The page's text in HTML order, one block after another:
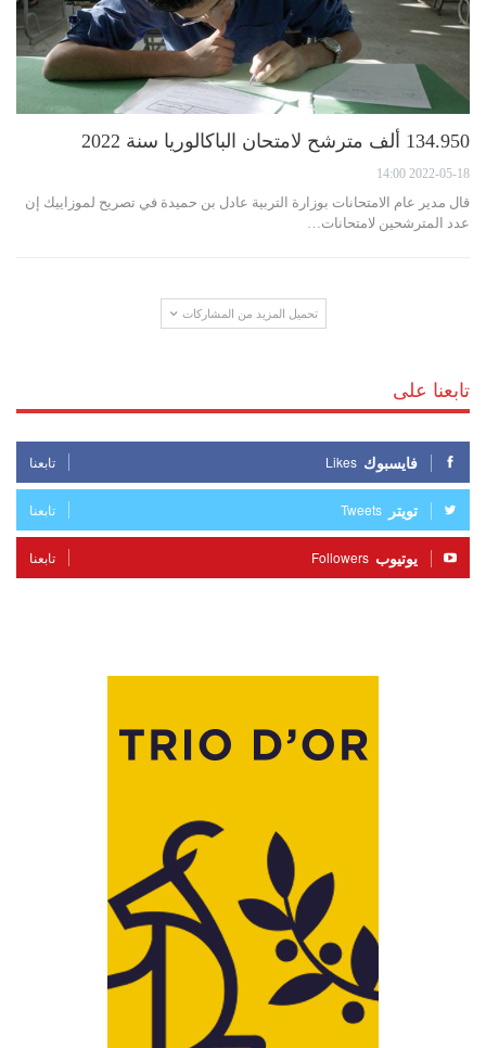
134.950 ألف مترشح لامتحان الباكالوريا سنة 2022
2022-05-18 14:00
قال مدير عام الامتحانات بوزارة التربية عادل بن حميدة في تصريح لموزاييك إن
عدد المترشحين لامتحانات…
تحميل المزيد من المشاركات
تابعنا على
فايسبوك Likes تابعنا
تويتر Tweets تابعنا
يوتيوب Followers تابعنا